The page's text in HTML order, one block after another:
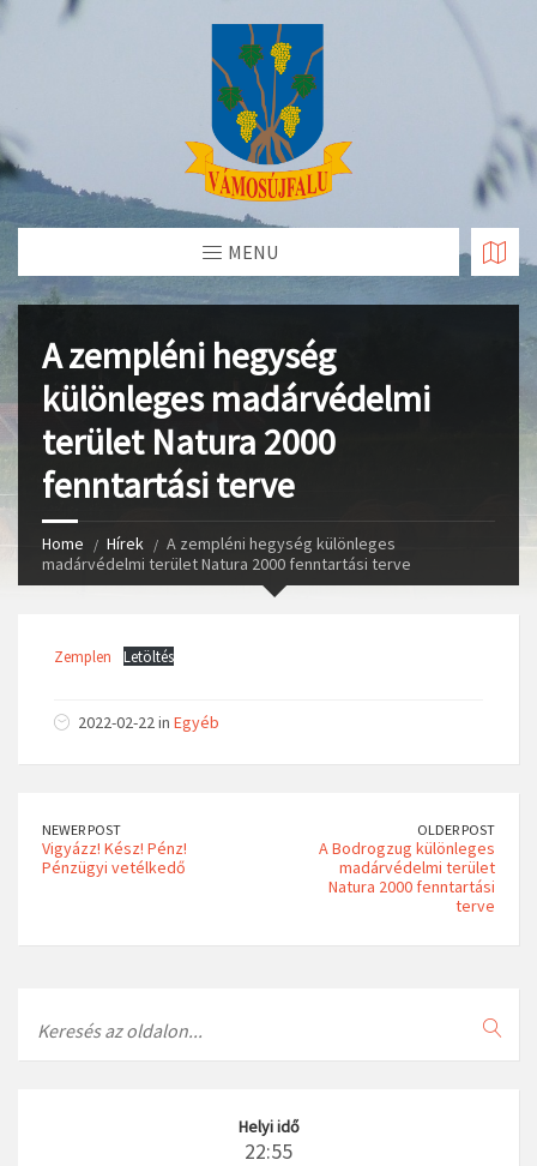
Skip
MENU
A zempléni hegység
különleges madárvédelmi
terület Natura 2000
fenntartási terve
Home Hírek
A zempléni hegység különleges
madárvédelmi terület Natura 2000 fenntartási terve
Zemplen Letöltés
2022-02-22 in Egyéb
NEWER POST
Vigyázz! Kész! Pénz!
Pénzügyi vetélkedő
OLDER POST
A Bodrogzug különleges
madárvédelmi terület
Natura 2000 fenntartási
terve
Helyi idő
22:55